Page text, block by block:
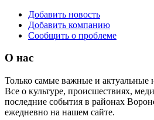
Добавить новость
Добавить компанию
Сообщить о проблеме
О нас
Только самые важные и актуальные
Все о культуре, происшествиях,
последние события в районах
ежедневно на нашем сайте.